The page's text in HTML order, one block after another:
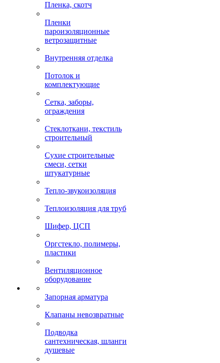
Пленка, скотч
Пленки
пароизоляционные
ветрозащитные
Внутренняя отделка
Потолок и
комплектующие
Сетка, заборы,
ограждения
Стеклоткани, текстиль
строительный
Сухие строительные
смеси, сетки
штукатурные
Тепло-звукоизоляция
Теплоизоляция для труб
Шифер, ЦСП
Оргстекло, полимеры,
пластики
Вентиляционное
оборудование
Запорная арматура
Клапаны невозвратные
Подводка
сантехническая, шланги
душевые